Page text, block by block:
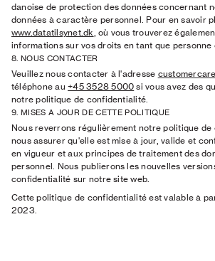
danoise de protection des données concernant
données à caractère personnel. Pour en savoir
www.datatilsynet.dk, où vous trouverez
informations sur vos droits en tant que personne
8. NOUS CONTACTER
Veuillez nous contacter à l'adresse
téléphone au+45 3528 5000 si vous avez des
notre politique de confidentialité.
9. MISES A JOUR DE CETTE POLITIQUE
Nous reverrons régulièrement notre politique
nous assurer qu'elle est mise à jour, valide et
en vigueur et aux principes de traitement des
personnel. Nous publierons les nouvelles
confidentialité sur notre site web.
Cette politique de confidentialité est valable à
2023.